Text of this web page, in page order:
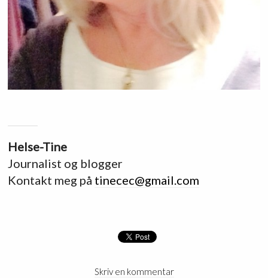
Helse-Tine
Journalist og blogger
Kontakt meg på tinecec@gmail.com
Skriv en kommentar